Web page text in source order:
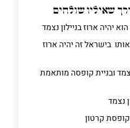
שאיליו שולחים
יהיה ארוז בניילון נצמד
בישראל זה יהיה ארוז
ובניית קופסה מותאמת
נצמד
קרטון